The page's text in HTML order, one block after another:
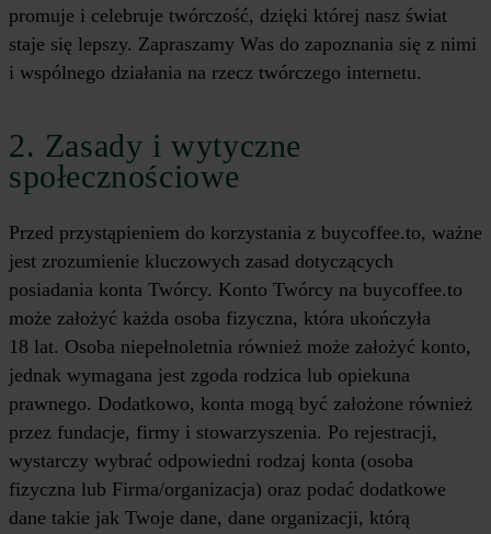
promuje i celebruje twórczość, dzięki której nasz świat
staje się lepszy. Zapraszamy Was do zapoznania się z nimi
i wspólnego działania na rzecz twórczego internetu.
2. Zasady i wytyczne
społecznościowe
Przed przystąpieniem do korzystania z buycoffee.to, ważne
jest zrozumienie kluczowych zasad dotyczących
posiadania konta Twórcy. Konto Twórcy na buycoffee.to
może założyć każda osoba fizyczna, która ukończyła
18 lat. Osoba niepełnoletnia również może założyć konto,
jednak wymagana jest zgoda rodzica lub opiekuna
prawnego. Dodatkowo, konta mogą być założone również
przez fundacje, firmy i stowarzyszenia. Po rejestracji,
wystarczy wybrać odpowiedni rodzaj konta (osoba
fizyczna lub Firma/organizacja) oraz podać dodatkowe
dane takie jak Twoje dane, dane organizacji, którą